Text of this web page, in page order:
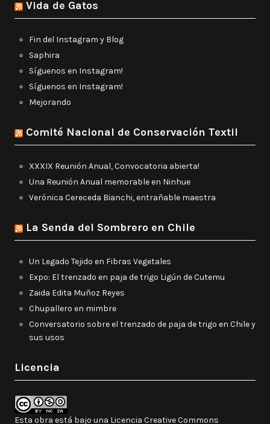
Vida de Gatos
Fin del Instagram y Blog
Saphira
Síguenos en Instagram!
Síguenos en Instagram!
Mejorando
Comité Nacional de Conservación Textil
XXXIX Reunión Anual, Convocatoria abierta!
Una Reunión Anual memorable en Ninhue
Verónica Cereceda Bianchi, entrañable maestra
La Senda del Sombrero en Chile
Un Legado Tejido en Fibras Vegetales
Expo: El trenzado en paja de trigo Ligún de Cutemu
Zaida Edita Muñoz Reyes
Chupallero en mimbre
Conversatorio sobre el trenzado de paja de trigo en Chile y
sus usos
Licencia
Esta obra está bajo una Licencia Creative Commons